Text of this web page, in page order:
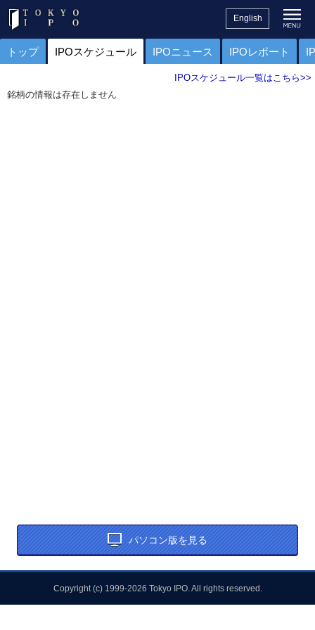
English
トップ IPOスケジュール IPOニュース IPOレポート
IPOスケジュール一覧はこちら>>
銘柄の情報は存在しません
パソコン版を見る
Copyright (c) 1999-2026 Tokyo IPO. All rights reserved.